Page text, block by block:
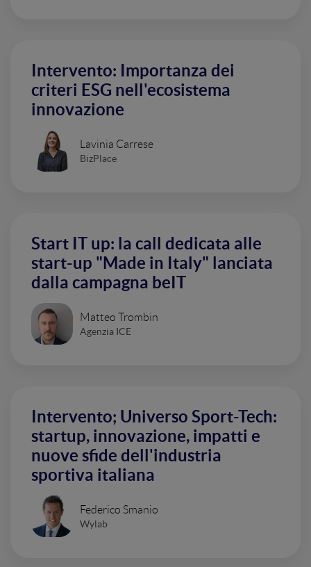
Intervento: Importanza dei
criteri ESG nell'ecosistema
innovazione
Lavinia Carrese
BizPlace
Start IT up: la call dedicata alle
start-up "Made in Italy" lanciata
dalla campagna beIT
Matteo Trombin
Agenzia ICE
Intervento; Universo Sport-Tech:
startup, innovazione, impatti e
nuove sfide dell'industria
sportiva italiana
Federico Smanio
Wylab